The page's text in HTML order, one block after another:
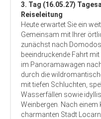
3. Tag (16.05.27)
Reiseleitung
Heute erwartet Sie ein
Gemeinsam mit Ihrer
zunächst nach
beeindruckende Fahrt
im Panoramawagen
durch die
mit tiefen Schluchten,
Wasserfällen sowie
Weinbergen. Nach einem
charmanten Stadt